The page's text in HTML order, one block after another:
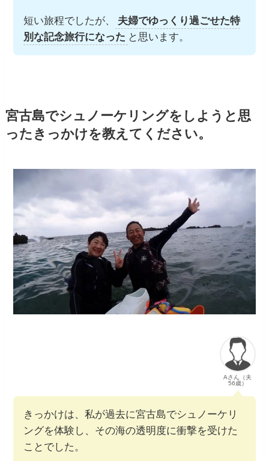
短い旅程でしたが、
夫婦でゆっくり過ごせた特
別な記念旅行になった と思います。
宮古島でシュノーケリングをしようと思
ったきっかけを教えてください。
Aさん（夫
56歳）
きっかけは、私が過去に宮古島でシュノーケリ
ングを体験し、その海の透明度に衝撃を受けた
ことでした。